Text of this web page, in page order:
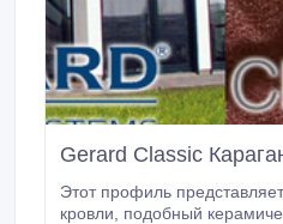
Gerard Classic
Этот профиль
кровли, подобный керамической черепице. На ней